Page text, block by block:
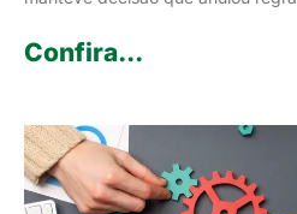
Confira...